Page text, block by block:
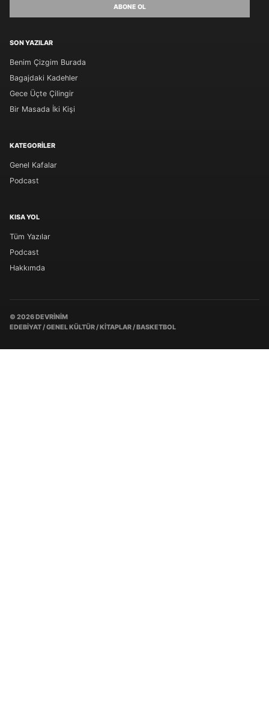
ABONE OL
SON YAZILAR
Benim Çizgim Burada
Bagajdaki Kadehler
Gece Üçte Çilingir
Bir Masada İki Kişi
KATEGORILER
Genel Kafalar
Podcast
KISA YOL
Tüm Yazılar
Podcast
Hakkımda
© 2026 DEVRINIM
EDEBIYAT / GENEL KÜLTÜR / KITAPLAR / BASKETBOL